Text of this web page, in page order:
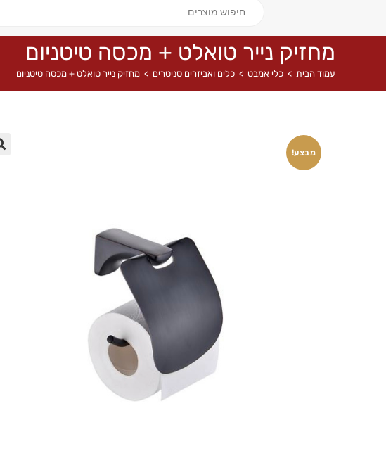
מחזיק נייר טואלט + מכסה טיטניום
עמוד הבית > כלי אמבט > כלים ואביזרים סניטרים > מחזיק נייר טואלט + מכסה טיטניום
מבצע!